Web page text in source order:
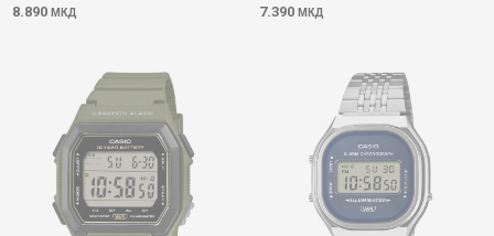
8.890 МКД 7.390 МКД